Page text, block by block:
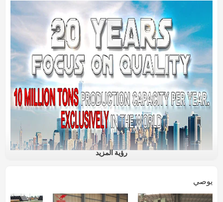
رؤية المزيد
يوصي